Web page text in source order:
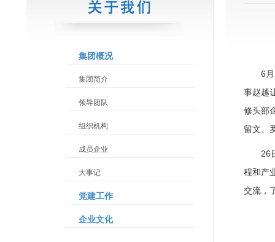
集团概况
集团简介
领导团队
组织机构
成员企业
大事记
党建工作
企业文化
6
事赵越
修头部
留文、
26
程和产
交流，